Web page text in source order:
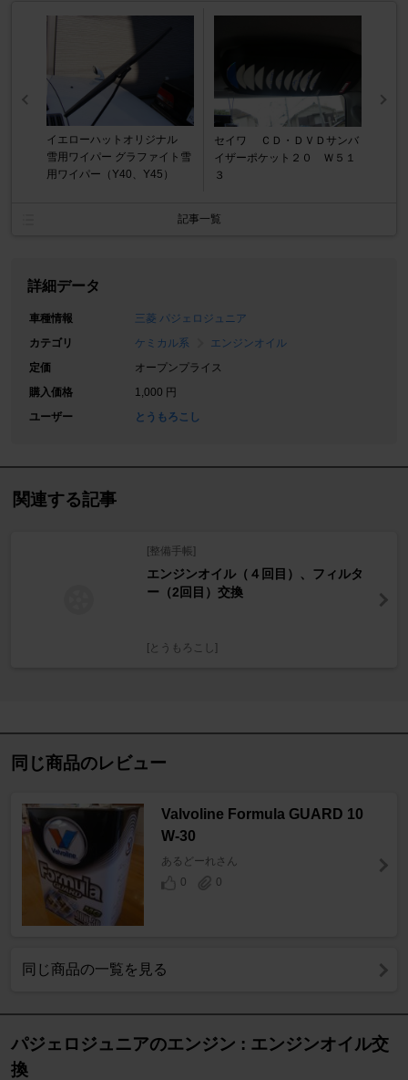
イエローハットオリジナル
雪用ワイパー グラファイト雪
用ワイパー（Y40、Y45）
セイワ ＣＤ・ＤＶＤサンバ
イザーポケット２０ Ｗ５１
３
記事一覧
詳細データ
車種情報
三菱 パジェロジュニア
カテゴリ
ケミカル系
エンジンオイル
定価
オープンプライス
購入価格
1,000 円
ユーザー
とうもろこし
関連する記事
[整備手帳]
エンジンオイル（４回目）、フィルタ
ー（2回目）交換
[とうもろこし]
同じ商品のレビュー
Valvoline Formula GUARD 10
W-30
あるどーれさん
0
0
同じ商品の一覧を見る
パジェロジュニアのエンジン : エンジンオイル交
換